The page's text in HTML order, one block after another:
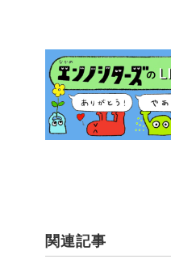
関連記事